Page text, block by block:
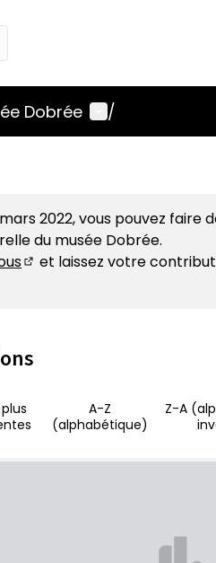
Dobrée Menu utilisateur
/
mars 2022, vous pouvez
du musée Dobrée.
et laissez votre
A-Z
(alphabétique)
Z-A